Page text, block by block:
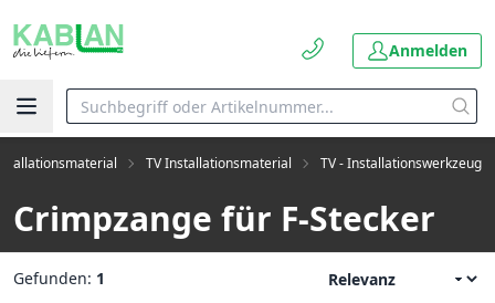
Anmelden
TV Installationsmaterial TV - Installationswerkzeug
Crimpzange für F-Stecker
Gefunden: 1